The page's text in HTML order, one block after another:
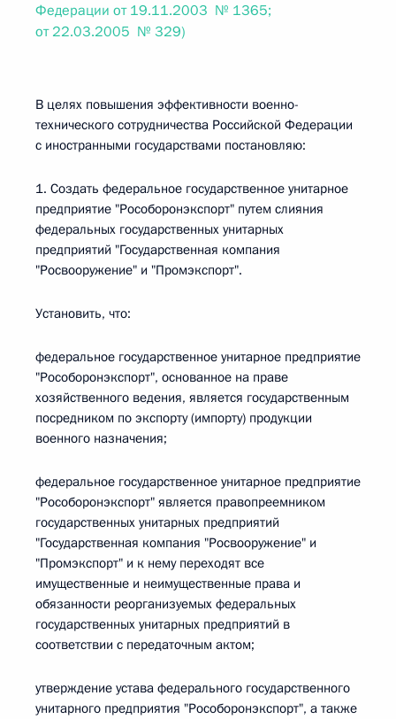
Федерации от 19.11.2003 № 1365;
от 22.03.2005 № 329)
В целях повышения эффективности военно-
технического сотрудничества Российской Федерации
с иностранными государствами постановляю:
1. Создать федеральное государственное унитарное
предприятие "Рособоронэкспорт" путем слияния
федеральных государственных унитарных
предприятий "Государственная компания
"Росвооружение" и "Промэкспорт".
Установить, что:
федеральное государственное унитарное предприятие
"Рособоронэкспорт", основанное на праве
хозяйственного ведения, является государственным
посредником по экспорту (импорту) продукции
военного назначения;
федеральное государственное унитарное предприятие
"Рособоронэкспорт" является правопреемником
государственных унитарных предприятий
"Государственная компания "Росвооружение" и
"Промэкспорт" и к нему переходят все
имущественные и неимущественные права и
обязанности реорганизуемых федеральных
государственных унитарных предприятий в
соответствии с передаточным актом;
утверждение устава федерального государственного
унитарного предприятия "Рособоронэкспорт", а также